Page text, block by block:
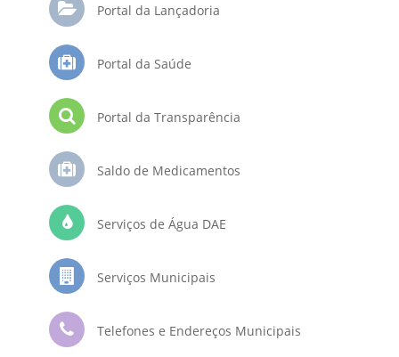
Portal da Lançadoria
Portal da Saúde
Portal da Transparência
Saldo de Medicamentos
Serviços de Água DAE
Serviços Municipais
Telefones e Endereços Municipais